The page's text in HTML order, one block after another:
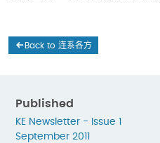
Back to 连系各方
Published
KE Newsletter - Issue 1
September 2011